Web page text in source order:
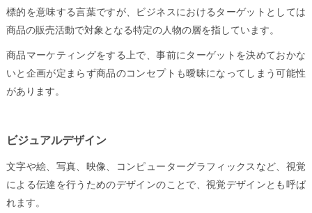
標的を意味する言葉ですが、ビジネスにおけるターゲットとしては
商品の販売活動で対象となる特定の人物の層を指しています。
商品マーケティングをする上で、事前にターゲットを決めておかな
いと企画が定まらず商品のコンセプトも曖昧になってしまう可能性
があります。
ビジュアルデザイン
文字や絵、写真、映像、コンピューターグラフィックスなど、視覚
による伝達を行うためのデザインのことで、視覚デザインとも呼ば
れます。